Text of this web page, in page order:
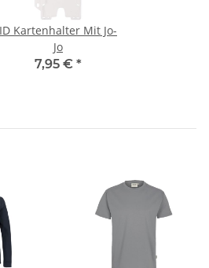
ID Kartenhalter Mit Jo-
Jo
7,95 € *